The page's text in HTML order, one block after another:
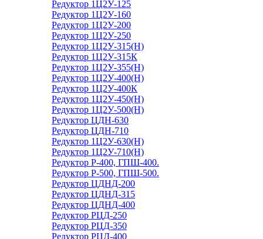
Редуктор 1Ц2У-125
Редуктор 1Ц2У-160
Редуктор 1Ц2У-200
Редуктор 1Ц2У-250
Редуктор 1Ц2У-315(Н)
Редуктор 1Ц2У-315К
Редуктор 1Ц2У-355(Н)
Редуктор 1Ц2У-400(Н)
Редуктор 1Ц2У-400К
Редуктор 1Ц2У-450(Н)
Редуктор 1Ц2У-500(Н)
Редуктор ЦДН-630
Редуктор ЦДН-710
Редуктор 1Ц2У-630(Н)
Редуктор 1Ц2У-710(Н)
Редуктор Р-400, ГПШ-400.
Редуктор Р-500, ГПШ-500.
Редуктор ЦДНД-200
Редуктор ЦДНД-315
Редуктор ЦДНД-400
Редуктор РЦД-250
Редуктор РЦД-350
Редуктор РЦД-400